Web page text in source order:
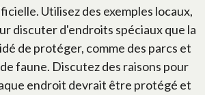
Utilisez des exemples locaux,
discuter d'endroits spéciaux que la
de protéger, comme des parcs et
faune. Discutez des raisons pour
endroit devrait être protégé et